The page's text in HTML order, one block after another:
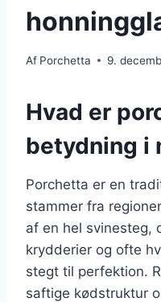
Af Porchetta 9.
Hvad er
betydning i
Porchetta er en
stammer fra
af en hel svinesteg,
krydderier og ofte
stegt til perfektion.
saftige kødstruktur